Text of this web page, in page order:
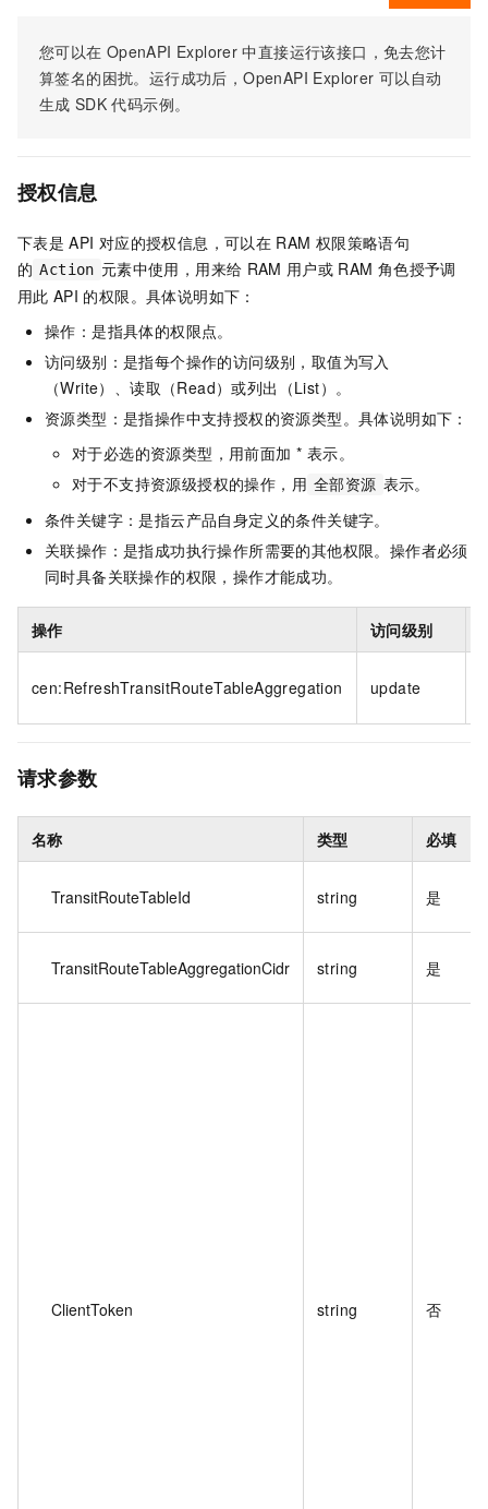
您可以在 OpenAPI Explorer 中直接运行该接口，免去您计
算签名的困扰。运行成功后，OpenAPI Explorer 可以自动
生成 SDK 代码示例。
授权信息
下表是 API 对应的授权信息，可以在 RAM 权限策略语句
的 Action 元素中使用，用来给 RAM 用户或 RAM 角色授予调
用此 API 的权限。具体说明如下：
操作：是指具体的权限点。
访问级别：是指每个操作的访问级别，取值为写入
（Write）、读取（Read）或列出（List）。
资源类型：是指操作中支持授权的资源类型。具体说明如下：
对于必选的资源类型，用前面加 * 表示。
对于不支持资源级授权的操作，用 全部资源 表示。
条件关键字：是指云产品自身定义的条件关键字。
关联操作：是指成功执行操作所需要的其他权限。操作者必须
同时具备关联操作的权限，操作才能成功。
操作 访问级别
cen:RefreshTransitRouteTableAggregation update
请求参数
名称 类型 必填
TransitRouteTableId string 是
TransitRouteTableAggregationCidr string 是
ClientToken string 否